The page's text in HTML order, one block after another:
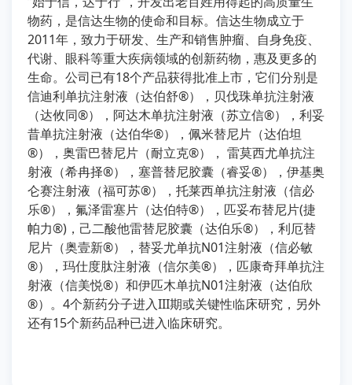
物药，是信达生物的使命和目标。信达生物成立于
2011年，致力于研发、生产和销售肿瘤、自身免疫、
代谢、眼科等重大疾病领域的创新药物，惠及更多的
生命。公司已有18个产品获得批准上市，它们分别是
信迪利单抗注射液（达伯舒®），贝伐珠单抗注射液
（达攸同®），阿达木单抗注射液（苏立信®），利妥
昔单抗注射液（达伯华®），佩米替尼片（达伯坦
®），奥雷巴替尼片（耐立克®）， 雷莫西尤单抗注
射液（希冉择®），塞普替尼胶囊（睿妥®），伊基奥
仑赛注射液（福可苏®），托莱西单抗注射液（信必
乐®），氟泽雷塞片（达伯特®），匹妥布替尼片(捷
帕力®)，己二酸他雷替尼胶囊（达伯乐®），利厄替
尼片（奥壹新®），替妥尤单抗N01注射液（信必敏
®），玛仕度肽注射液（信尔美®），匹康奇拜单抗注
射液（信美悦®）和伊匹木单抗N01注射液（达伯欣
®）。4个新药分子进入III期或关键性临床研究，另外
还有15个新药品种已进入临床研究。